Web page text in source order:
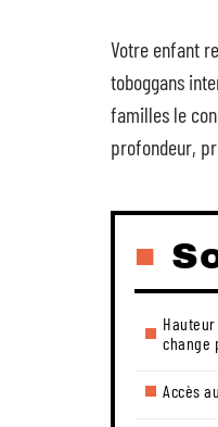
Votre enfant
toboggans
familles le
profondeur,
change
Accès